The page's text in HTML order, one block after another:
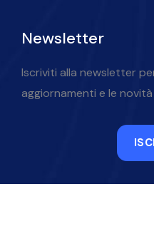
Newsletter
Iscriviti alla newsletter
aggiornamenti e le novità